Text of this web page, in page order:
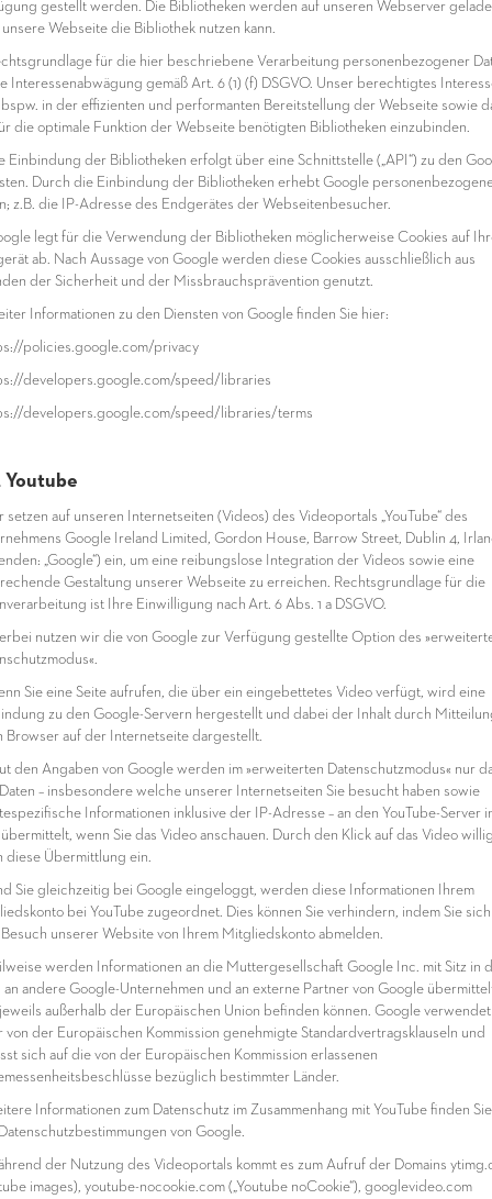
gestellt werden. Die Bibliotheken werden auf unseren Webserver
Webseite die Bibliothek nutzen kann.
für die hier beschriebene Verarbeitung personenbezogener
Interessenabwägung gemäß Art. 6 (1) (f) DSGVO. Unser berechtigtes
in der effizienten und performanten Bereitstellung der Webseite sowie
die optimale Funktion der Webseite benötigten Bibliotheken einzubinden.
Einbindung der Bibliotheken erfolgt über eine Schnittstelle („API“) zu den
Durch die Einbindung der Bibliotheken erhebt Google
z.B. die IP-Adresse des Endgerätes der Webseitenbesucher.
legt für die Verwendung der Bibliotheken möglicherweise Cookies auf
ab. Nach Aussage von Google werden diese Cookies ausschließlich aus
der Sicherheit und der Missbrauchsprävention genutzt.
Informationen zu den Diensten von Google finden Sie hier:
policies.google.com/privacy
developers.google.com/speed/libraries
developers.google.com/speed/libraries/terms
Youtube
setzen auf unseren Internetseiten (Videos) des Videoportals „YouTube“ des
Google Ireland Limited, Gordon House, Barrow Street, Dublin 4,
„Google“) ein, um eine reibungslose Integration der Videos sowie eine
Gestaltung unserer Webseite zu erreichen. Rechtsgrundlage für die
ist Ihre Einwilligung nach Art. 6 Abs. 1 a DSGVO.
nutzen wir die von Google zur Verfügung gestellte Option des
Sie eine Seite aufrufen, die über ein eingebettetes Video verfügt, wird eine
zu den Google-Servern hergestellt und dabei der Inhalt durch
Browser auf der Internetseite dargestellt.
den Angaben von Google werden im »erweiterten Datenschutzmodus« nur
– insbesondere welche unserer Internetseiten Sie besucht haben sowie
Informationen inklusive der IP-Adresse – an den YouTube-Server
wenn Sie das Video anschauen. Durch den Klick auf das Video
diese Übermittlung ein.
Sie gleichzeitig bei Google eingeloggt, werden diese Informationen Ihrem
bei YouTube zugeordnet. Dies können Sie verhindern, indem Sie
unserer Website von Ihrem Mitgliedskonto abmelden.
werden Informationen an die Muttergesellschaft Google Inc. mit Sitz in
an andere Google-Unternehmen und an externe Partner von Google
außerhalb der Europäischen Union befinden können. Google verwendet
von der Europäischen Kommission genehmigte Standardvertragsklauseln und
sich auf die von der Europäischen Kommission erlassenen
bezüglich bestimmter Länder.
Informationen zum Datenschutz im Zusammenhang mit YouTube finden
von Google.
der Nutzung des Videoportals kommt es zum Aufruf der Domains
images), youtube-nocookie.com („Youtube noCookie“), googlevideo.com